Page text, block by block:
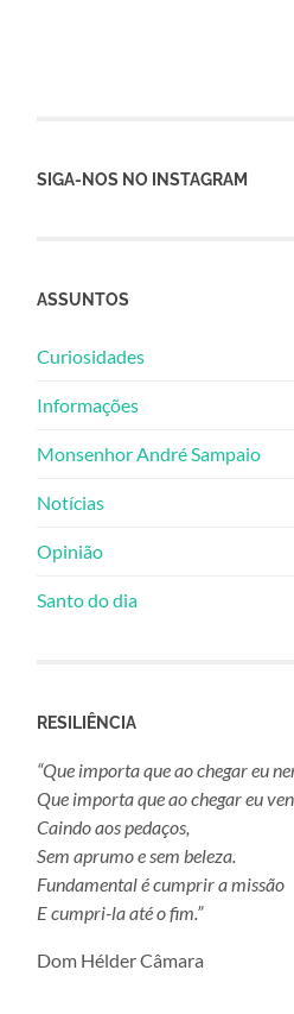
SIGA-NOS NO INSTAGRAM
ASSUNTOS
Curiosidades
Informações
Monsenhor André Sampaio
Notícias
Opinião
Santo do dia
RESILIÊNCIA
“Que importa que ao chegar eu
Que importa que ao chegar eu
Caindo aos pedaços,
Sem aprumo e sem beleza.
Fundamental é cumprir a missão
E cumpri-la até o fim.”
Dom Hélder Câmara